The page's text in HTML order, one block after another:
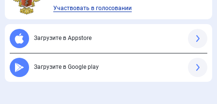
Участвовать в голосовании
Загрузите в Appstore
Загрузите в Google play